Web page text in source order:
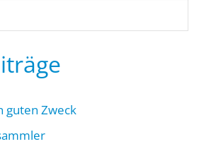
guten Zweck